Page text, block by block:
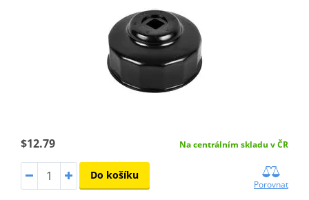
$12.79 Na centrálním skladu v ČR
Do košíku
Porovnat